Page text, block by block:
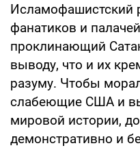
Исламофашистский
фанатиков и
проклинающий
выводу, что и их
разуму. Чтобы
слабеющие США и
мировой истории,
демонстративно и